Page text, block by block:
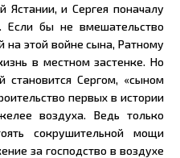
Ястании, и Сергея поначалу
бы не вмешательство
этой войне сына, Ратному
в местном застенке. Но
становится Сергом, «сыном
первых в истории
воздуха. Ведь только
сокрушительной мощи
за господство в воздухе